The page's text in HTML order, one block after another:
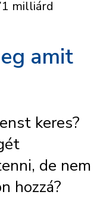
milliárd
amit
keres?
de nem
hozzá?